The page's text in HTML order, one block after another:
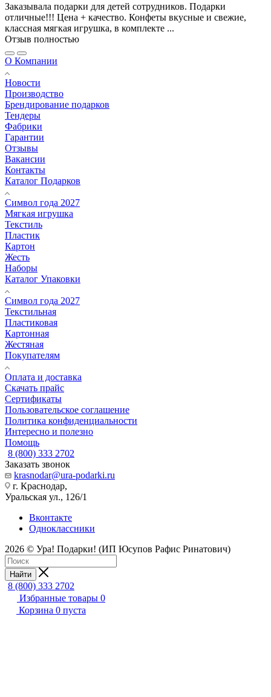
Заказывала подарки для детей сотрудников. Подарки
отличные!!! Цена + качество. Конфеты вкусные и свежие,
классная мягкая игрушка, в комплекте ...
Отзыв полностью
О Компании
Новости
Производство
Брендирование подарков
Тендеры
Фабрики
Гарантии
Отзывы
Вакансии
Контакты
Каталог Подарков
Символ года 2027
Мягкая игрушка
Текстиль
Пластик
Картон
Жесть
Наборы
Каталог Упаковки
Символ года 2027
Текстильная
Пластиковая
Картонная
Жестяная
Покупателям
Оплата и доставка
Скачать прайс
Сертификаты
Пользовательское соглашение
Политика конфиденциальности
Интересно и полезно
Помощь
8 (800) 333 2702
Заказать звонок
krasnodar@ura-podarki.ru
г. Краснодар,
Уральская ул., 126/1
Вконтакте
Одноклассники
2026 © Ура! Подарки! (ИП Юсупов Рафис Ринатович)
Найти
8 (800) 333 2702
Избранные товары 0
Корзина 0 пуста